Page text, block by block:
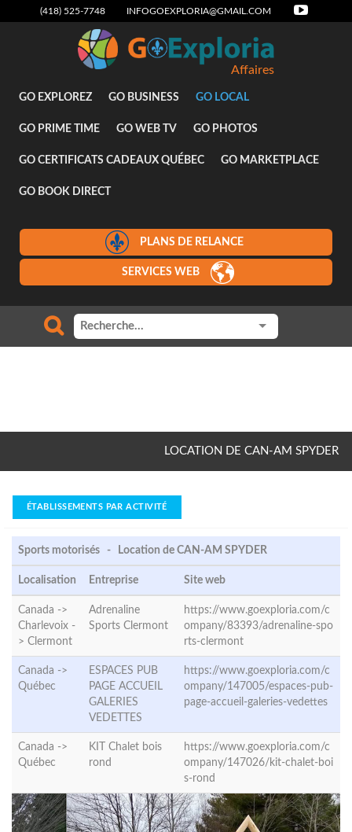
(418) 525-7748 INFOGOEXPLORIA@GMAIL.COM
Affaires
GO EXPLOREZ GO BUSINESS GO LOCAL
GO PRIME TIME GO WEB TV GO PHOTOS
GO CERTIFICATS CADEAUX QUÉBEC GO MARKETPLACE
GO BOOK DIRECT
PLANS DE RELANCE
SERVICES WEB
LOCATION DE CAN-AM SPYDER
ÉTABLISSEMENTS PAR ACTIVITÉ
Sports motorisés - Location de CAN-AM SPYDER
Localisation Entreprise Site web
Canada ->
Charlevoix -
> Clermont
Adrenaline
Sports Clermont
https://www.goexploria.com/c
ompany/83393/adrenaline-spo
rts-clermont
Canada ->
Québec
ESPACES PUB
PAGE ACCUEIL
GALERIES
VEDETTES
https://www.goexploria.com/c
ompany/147005/espaces-pub-
page-accueil-galeries-vedettes
Canada ->
Québec
KIT Chalet bois
rond
https://www.goexploria.com/c
ompany/147026/kit-chalet-boi
s-rond